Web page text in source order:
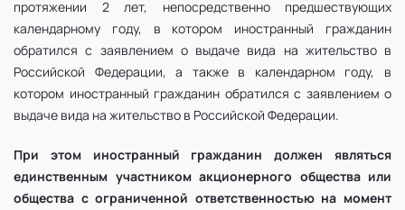
протяжении 2 лет, непосредственно предшествующих
календарному году, в котором иностранный гражданин
обратился с заявлением о выдаче вида на жительство в
Российской Федерации, а также в календарном году, в
котором иностранный гражданин обратился с заявлением о
выдаче вида на жительство в Российской Федерации.
При этом иностранный гражданин должен являться
единственным участником акционерного общества или
общества с ограниченной ответственностью на момент